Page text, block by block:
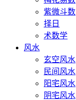
紫微斗数
择日
术数学
风水
玄空风水
民间风水
阳宅风水
阴宅风水